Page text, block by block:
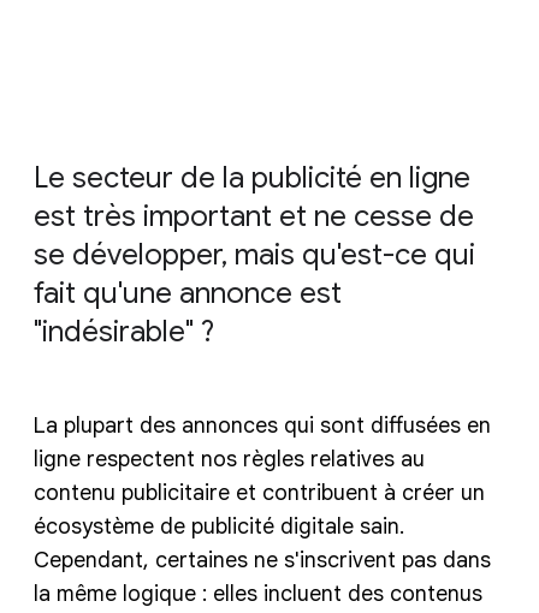
Le secteur de la publicité en ligne
est très important et ne cesse de
se développer, mais qu'est-ce qui
fait qu'une annonce est
"indésirable" ?
La plupart des annonces qui sont diffusées en
ligne respectent nos règles relatives au
contenu publicitaire et contribuent à créer un
écosystème de publicité digitale sain.
Cependant, certaines ne s'inscrivent pas dans
la même logique : elles incluent des contenus